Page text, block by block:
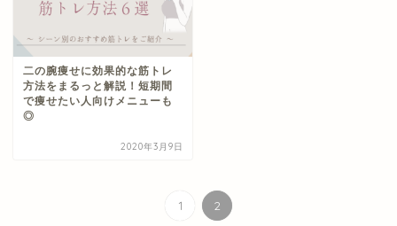
二の腕痩せに効果的な筋トレ
方法をまるっと解説！短期間
で痩せたい人向けメニューも
◎
2020年3月9日
1 2